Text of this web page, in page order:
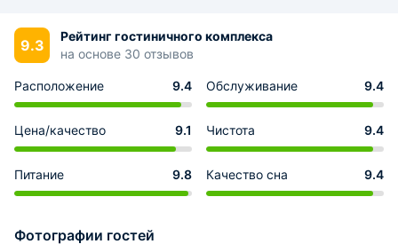
9.3
Рейтинг гостиничного комплекса
на основе 30 отзывов
Расположение 9.4 Обслуживание 9.4
Цена/качество 9.1 Чистота 9.4
Питание 9.8 Качество сна 9.4
Фотографии гостей